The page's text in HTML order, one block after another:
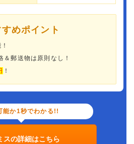
めポイント
＆郵送物は原則なし！
！
能か1秒でわかる!!
スの詳細はこちら